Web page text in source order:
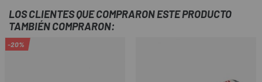
LOS CLIENTES QUE COMPRARON ESTE PRODUCTO
TAMBIÉN COMPRARON:
-20%